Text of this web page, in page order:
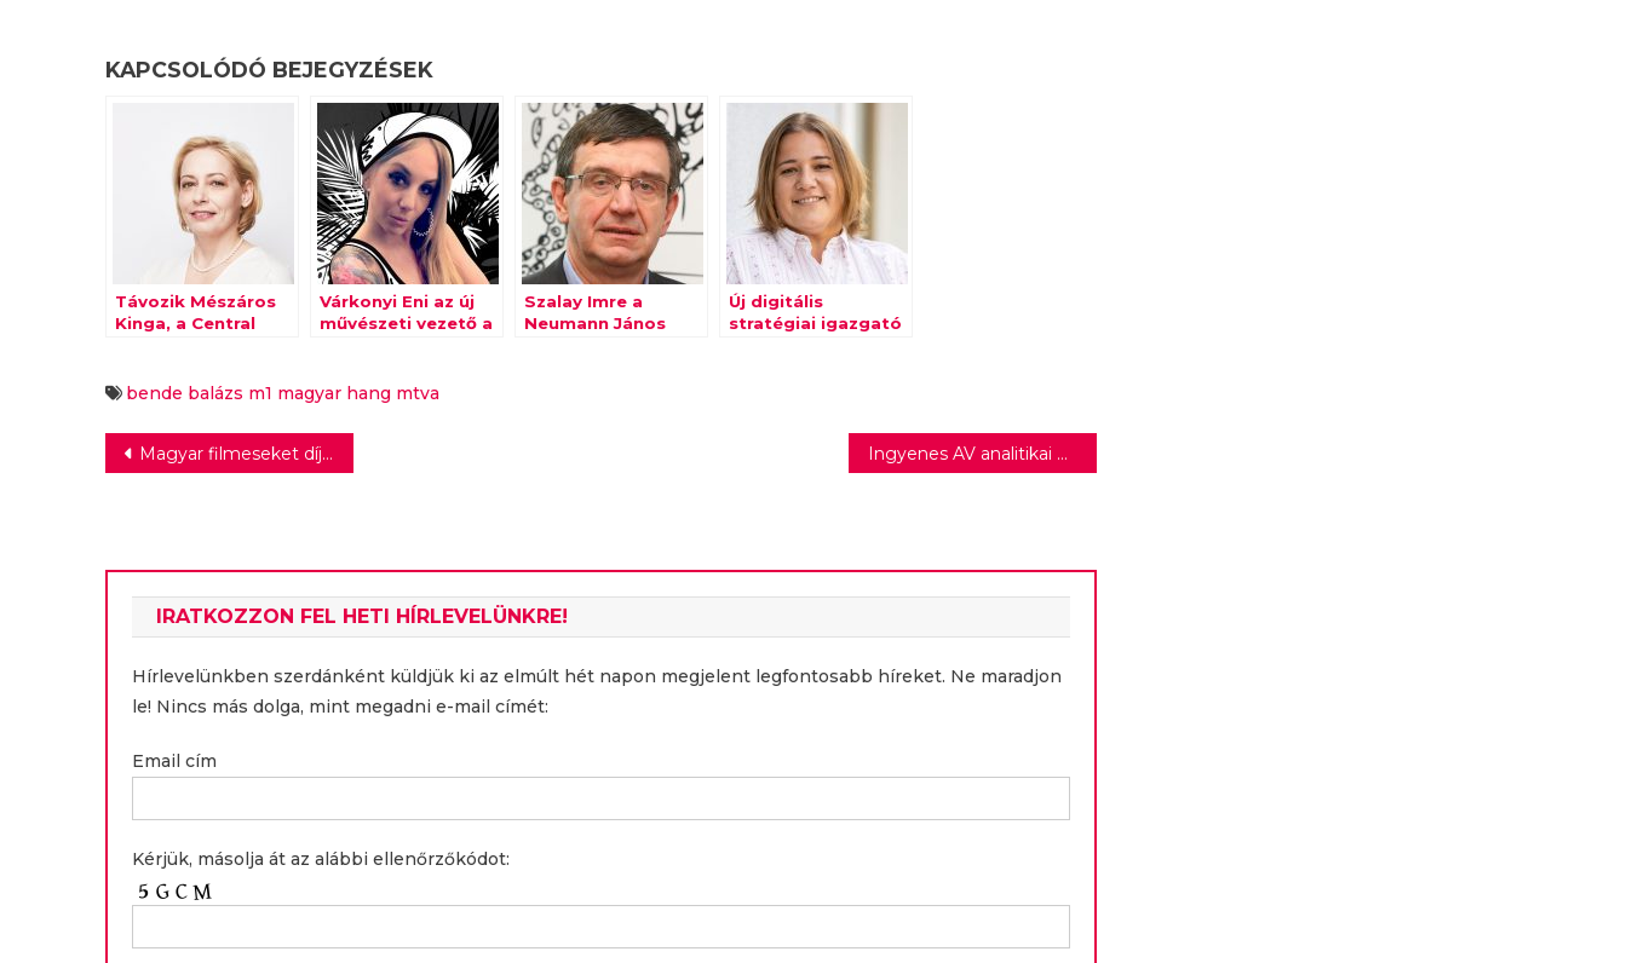
KAPCSOLÓDÓ BEJEGYZÉSEK
Távozik Mészáros
Kinga, a Central
Várkonyi Eni az új
művészeti vezető a
Szalay Imre a
Neumann János
Új digitális
stratégiai igazgató
bende balázs m1 magyar hang mtva
Bejegyzés
Magyar filmeseket díjaztak Portóban és Párizsban Ingyenes AV analitikai platformmal jelentkezik a Media Future Zrt. innovációs hubja
IRATKOZZON FEL HETI HÍRLEVELÜNKRE!
Hírlevelünkben szerdánként küldjük ki az elmúlt hét napon megjelent legfontosabb híreket. Ne maradjon
le! Nincs más dolga, mint megadni e-mail címét:
Email cím
Kérjük, másolja át az alábbi ellenőrzőkódot: